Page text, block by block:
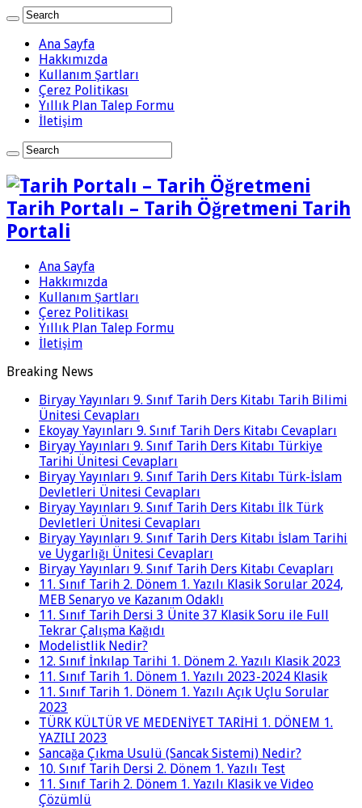
Ana Sayfa
Hakkımızda
Kullanım Şartları
Çerez Politikası
Yıllık Plan Talep Formu
İletişim
Tarih Portalı – Tarih Öğretmeni Tarih
Portali
Ana Sayfa
Hakkımızda
Kullanım Şartları
Çerez Politikası
Yıllık Plan Talep Formu
İletişim
Breaking News
Biryay Yayınları 9. Sınıf Tarih Ders Kitabı Tarih Bilimi
Ünitesi Cevapları
Ekoyay Yayınları 9. Sınıf Tarih Ders Kitabı Cevapları
Biryay Yayınları 9. Sınıf Tarih Ders Kitabı Türkiye
Tarihi Ünitesi Cevapları
Biryay Yayınları 9. Sınıf Tarih Ders Kitabı Türk-İslam
Devletleri Ünitesi Cevapları
Biryay Yayınları 9. Sınıf Tarih Ders Kitabı İlk Türk
Devletleri Ünitesi Cevapları
Biryay Yayınları 9. Sınıf Tarih Ders Kitabı İslam Tarihi
ve Uygarlığı Ünitesi Cevapları
Biryay Yayınları 9. Sınıf Tarih Ders Kitabı Cevapları
11. Sınıf Tarih 2. Dönem 1. Yazılı Klasik Sorular 2024,
MEB Senaryo ve Kazanım Odaklı
11. Sınıf Tarih Dersi 3 Ünite 37 Klasik Soru ile Full
Tekrar Çalışma Kağıdı
Modelistlik Nedir?
12. Sınıf İnkılap Tarihi 1. Dönem 2. Yazılı Klasik 2023
11. Sınıf Tarih 1. Dönem 1. Yazılı 2023-2024 Klasik
11. Sınıf Tarih 1. Dönem 1. Yazılı Açık Uçlu Sorular
2023
TÜRK KÜLTÜR VE MEDENİYET TARİHİ 1. DÖNEM 1.
YAZILI 2023
Sancağa Çıkma Usulü (Sancak Sistemi) Nedir?
10. Sınıf Tarih Dersi 2. Dönem 1. Yazılı Test
11. Sınıf Tarih 2. Dönem 1. Yazılı Klasik ve Video
Çözümlü